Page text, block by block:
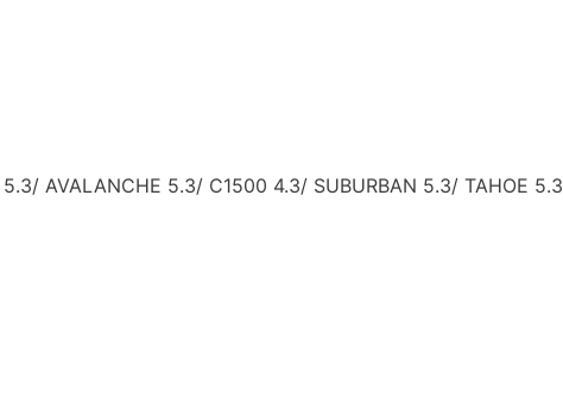
5.3/ AVALANCHE 5.3/ C1500 4.3/ SUBURBAN 5.3/ TAHOE 5.3